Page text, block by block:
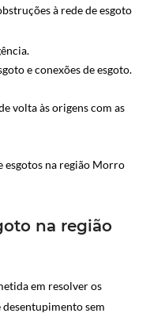
à rede de esgoto
e conexões de esgoto.
volta às origens com as
esgotos na região Morro
na região
em resolver os
sem